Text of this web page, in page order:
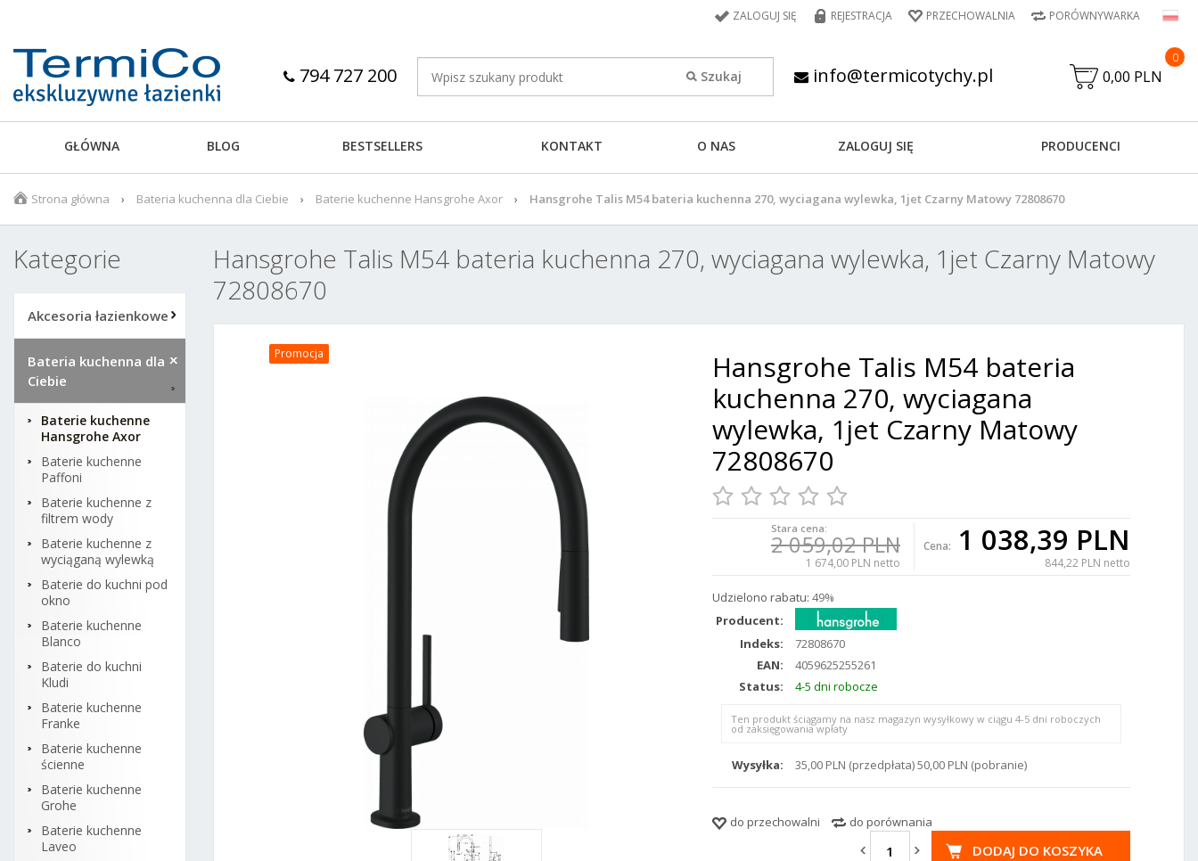
ZALOGUJ SIĘ REJESTRACJA PRZECHOWALNIA PORÓWNYWARKA
0,00 PLN
0
794 727 200 info@termicotychy.pl
GŁÓWNA BLOG BESTSELLERS KONTAKT O NAS ZALOGUJ SIĘ PRODUCENCI
Strona główna Bateria kuchenna dla Ciebie Baterie kuchenne Hansgrohe Axor Hansgrohe Talis M54 bateria kuchenna 270, wyciagana wylewka, 1jet Czarny Matowy 72808670
Kategorie
Akcesoria łazienkowe
Bateria kuchenna dla
Ciebie
Baterie kuchenne
Hansgrohe Axor
Baterie kuchenne
Paffoni
Baterie kuchenne z
filtrem wody
Baterie kuchenne z
wyciąganą wylewką
Baterie do kuchni pod
okno
Baterie kuchenne
Blanco
Baterie do kuchni
Kludi
Baterie kuchenne
Franke
Baterie kuchenne
ścienne
Baterie kuchenne
Grohe
Baterie kuchenne
Laveo
Hansgrohe Talis M54 bateria kuchenna 270, wyciagana wylewka, 1jet Czarny Matowy
72808670
Promocja
Hansgrohe Talis M54 bateria
kuchenna 270, wyciagana
wylewka, 1jet Czarny Matowy
72808670
Cena: 1 038,39 PLN
844,22 PLN netto
Stara cena:
2 059,02 PLN
1 674,00 PLN netto
Udzielono rabatu: 49%
Producent:
Indeks:
72808670
EAN:
4059625255261
Status:
4-5 dni robocze
Ten produkt ściągamy na nasz magazyn wysyłkowy w ciągu 4-5 dni roboczych
od zaksięgowania wpłaty
Wysyłka: 35,00 PLN (przedpłata) 50,00 PLN (pobranie)
do przechowalni do porównania
DODAJ DO KOSZYKA